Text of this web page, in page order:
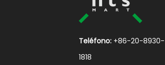
Teléfono: +86-20-8930-
1818